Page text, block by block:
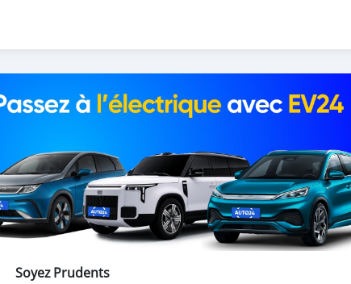
Soyez Prudents